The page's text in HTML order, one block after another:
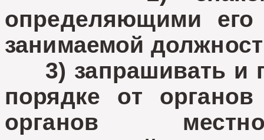
определяющими
занимаемой
3) запрашивать и
порядке от органов
органов